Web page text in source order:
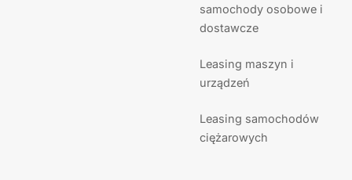
samochody osobowe i
dostawcze
Leasing maszyn i
urządzeń
Leasing samochodów
ciężarowych